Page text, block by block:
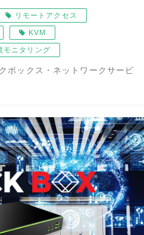
リモートアクセス
KVM
モニタリング
ボックス・ネットワークサービ